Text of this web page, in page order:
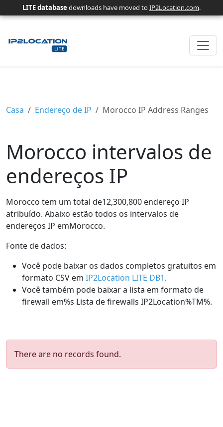
LITE database downloads have moved toIP2Location.com.
Casa Endereço de IP Morocco IP Address Ranges
Morocco intervalos de
endereços IP
Morocco tem um total de12,300,800 endereço IP
atribuído. Abaixo estão todos os intervalos de
endereços IP emMorocco.
Fonte de dados:
Você pode baixar os dados completos gratuitos em
formato CSV em IP2Location LITE DB1.
Você também pode baixar a lista em formato de
firewall em%s Lista de firewalls IP2Location%TM%.
There are no records found.